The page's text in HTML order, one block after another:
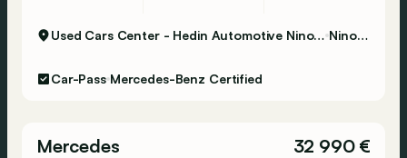
Used Cars Center - Hedin Automotive Ninove Ninove
Car-Pass Mercedes-Benz Certified
Mercedes
32 990 €